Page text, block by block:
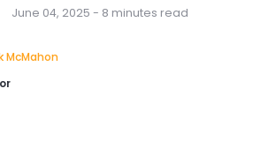
June 04, 2025 - 8 minutes read
McMahon